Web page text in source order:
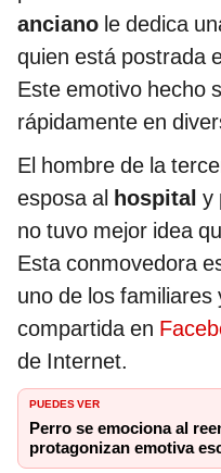
anciano le dedica
quien está postrada
Este emotivo hecho
rápidamente en
El hombre de la
esposa al hospital y
no tuvo mejor idea
Esta conmovedora
uno de los
compartida en
de Internet.
PUEDES VER
Perro se emociona al
protagonizan emotiva